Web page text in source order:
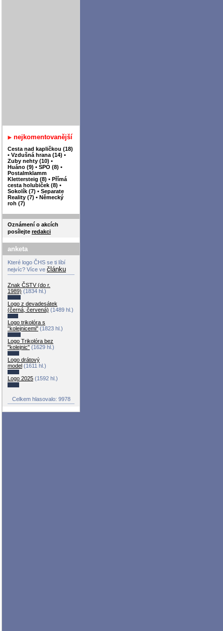
nejkomentovanější
Cesta nad kapličkou (18)
• Vzdušná hrana (14) •
Zuby nehty (10) •
Huáno (9) • SPO (8) •
Postalmklamm
Klettersteig (8) • Přímá
cesta holubiček (8) •
Sokolík (7) • Separate
Reality (7) • Německý
roh (7)
Oznámení o akcích
posílejte redakci
anketa
Které logo ČHS se ti líbí
nejvíc? Více ve článku
Znak ČSTV (do r.
1989) (1834 hl.)
Logo z devadesátek
(černá, červená) (1489 hl.)
Logo trikolóra s
"kolejnicemi" (1823 hl.)
Logo Trikolóra bez
"kolejnic" (1629 hl.)
Logo drátový
model (1611 hl.)
Logo 2025 (1592 hl.)
Celkem hlasovalo: 9978